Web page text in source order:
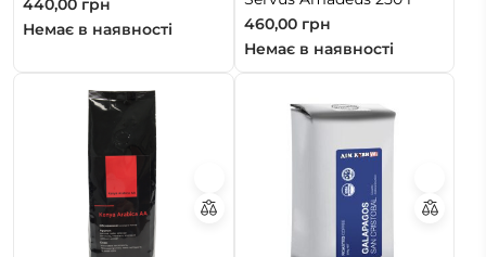
440,00 грн
Немає в наявності
460,00 грн
Немає в наявності